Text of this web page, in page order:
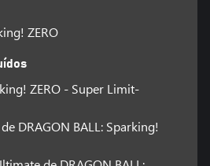
ZERO
ZERO - Super Limit-
DRAGON BALL: Sparking!